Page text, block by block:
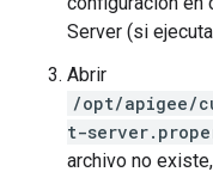
Server (si
Abrir
/opt/apigee/
t-
archivo no